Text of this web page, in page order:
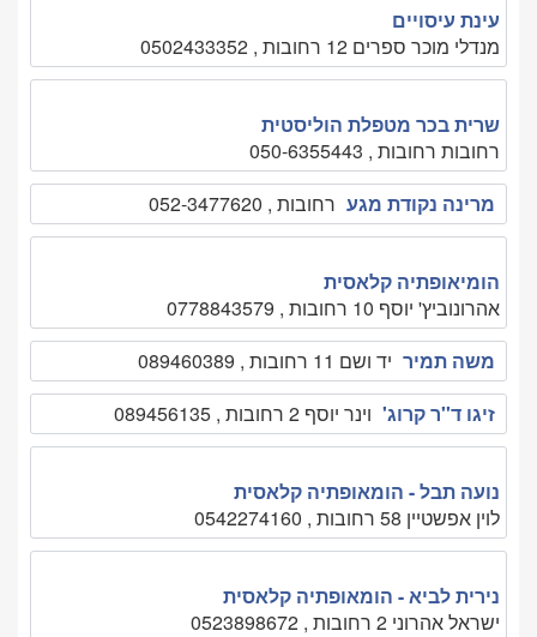
עינת עיסויים
מנדלי מוכר ספרים 12 רחובות , 0502433352
שרית בכר מטפלת הוליסטית
רחובות רחובות , 050-6355443
מרינה נקודת מגע רחובות , 052-3477620
הומיאופתיה קלאסית
אהרונוביץ' יוסף 10 רחובות , 0778843579
משה תמיר יד ושם 11 רחובות , 089460389
זיגו ד''ר קרוג' וינר יוסף 2 רחובות , 089456135
נועה תבל - הומאופתיה קלאסית
לוין אפשטיין 58 רחובות , 0542274160
נירית לביא - הומאופתיה קלאסית
ישראל אהרוני 2 רחובות , 0523898672